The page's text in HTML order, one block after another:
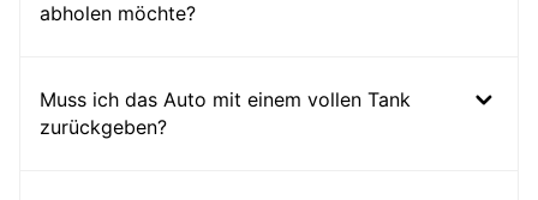
abholen möchte?
Muss ich das Auto mit einem vollen Tank
zurückgeben?